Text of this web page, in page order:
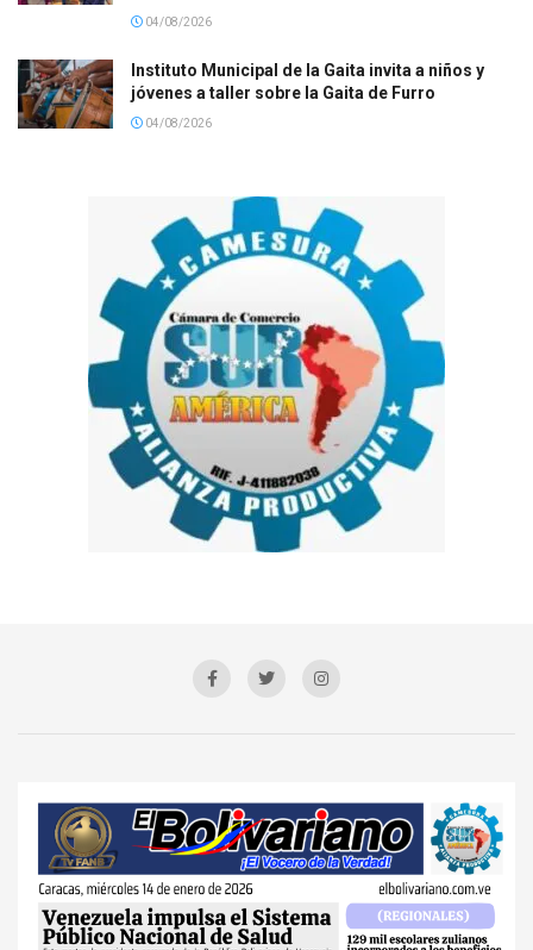
04/08/2026
Instituto Municipal de la Gaita invita a niños y
jóvenes a taller sobre la Gaita de Furro
04/08/2026